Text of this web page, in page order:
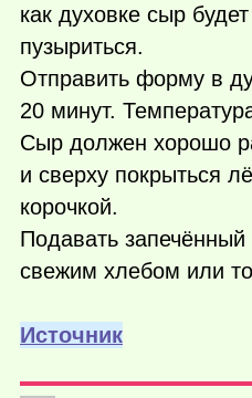
как духовке сыр
пузыриться.
Отправить форму в
20 минут.
Сыр должен хорошо
и сверху покрыться
корочкой.
Подавать
свежим хлебом или
Источник